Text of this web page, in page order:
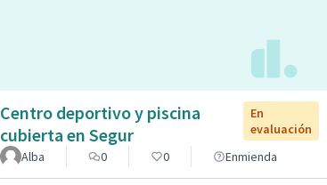
Centro deportivo y piscina
cubierta en Segur
En
evaluación
Alba
0 0 Enmienda